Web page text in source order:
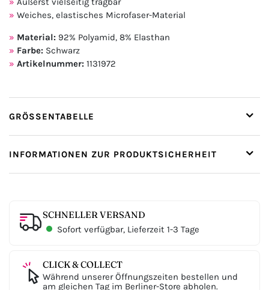
Weiches, elastisches Microfaser-Material
Material: 92% Polyamid, 8% Elasthan
Farbe: Schwarz
Artikelnummer: 1131972
GRÖSSENTABELLE
INFORMATIONEN ZUR PRODUKTSICHERHEIT
SCHNELLER VERSAND
Sofort verfügbar, Lieferzeit 1-3 Tage
CLICK & COLLECT
Während unserer Öffnungszeiten bestellen und
am gleichen Tag im Berliner-Store abholen.